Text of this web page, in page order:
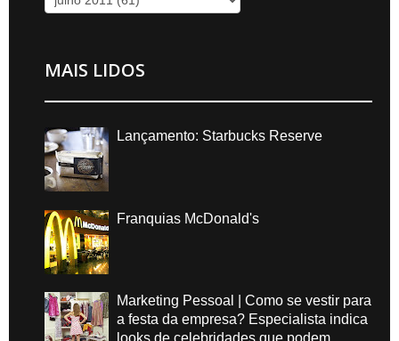
MAIS LIDOS
Lançamento: Starbucks Reserve
Franquias McDonald's
Marketing Pessoal | Como se vestir para
a festa da empresa? Especialista indica
looks de celebridades que podem